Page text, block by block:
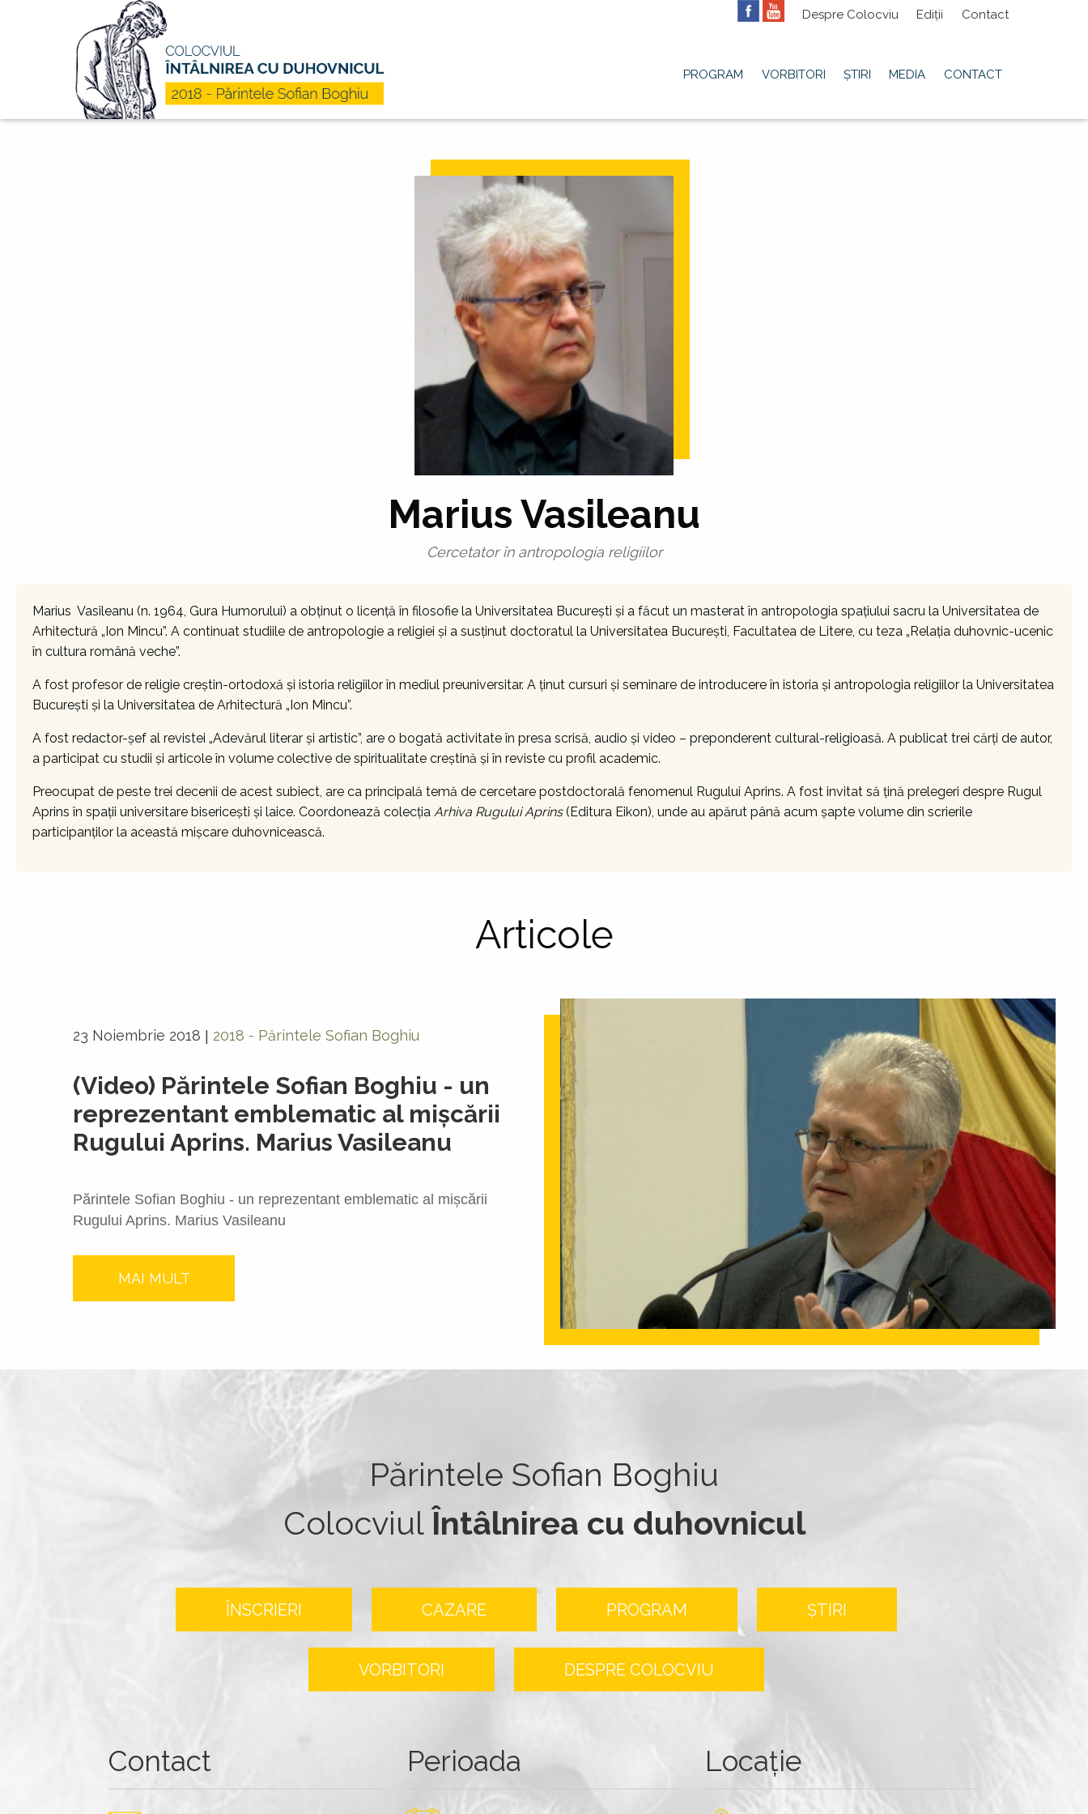
Mergi la conţinutul principal
Meniu
secundar
Despre Colocviu Ediții Contact
navigation
PROGRAM VORBITORI ȘTIRI MEDIA CONTACT
Marius Vasileanu
Cercetator în antropologia religiilor
Marius Vasileanu (n. 1964, Gura Humorului) a obţinut o licenţă în filosofie la Universitatea Bucureşti şi a făcut un masterat în antropologia spaţiului sacru la Universitatea de
Arhitectură „Ion Mincu”. A continuat studiile de antropologie a religiei și a susținut doctoratul la Universitatea Bucureşti, Facultatea de Litere, cu teza „Relația duhovnic-ucenic
în cultura română veche”.
A fost profesor de religie creștin-ortodoxă și istoria religiilor în mediul preuniversitar. A ţinut cursuri şi seminare de introducere în istoria şi antropologia religiilor la Universitatea
Bucureşti şi la Universitatea de Arhitectură „Ion Mincu”.
A fost redactor-şef al revistei „Adevărul literar şi artistic”, are o bogată activitate în presa scrisă, audio și video – preponderent cultural-religioasă. A publicat trei cărți de autor,
a participat cu studii și articole în volume colective de spiritualitate creștină și în reviste cu profil academic.
Preocupat de peste trei decenii de acest subiect, are ca principală temă de cercetare postdoctorală fenomenul Rugului Aprins. A fost invitat să țină prelegeri despre Rugul
Aprins în spații universitare bisericești și laice. Coordonează colecţia Arhiva Rugului Aprins(Editura Eikon), unde au apărut până acum șapte volume din scrierile
participanților la această mișcare duhovnicească.
Articole
23 Noiembrie 2018 | 2018 - Părintele Sofian Boghiu
(Video) Părintele Sofian Boghiu - un
reprezentant emblematic al mișcării
Rugului Aprins. Marius Vasileanu
Părintele Sofian Boghiu - un reprezentant emblematic al mișcării
Rugului Aprins. Marius Vasileanu
MAI MULT
Părintele Sofian Boghiu
ColocviulÎntâlnirea cu duhovnicul
ÎNSCRIERI CAZARE PROGRAM ȘTIRI
VORBITORI DESPRE COLOCVIU
Contact Perioada Locație